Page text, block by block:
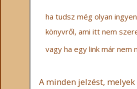
ha tudsz még olyan
könyvről, ami itt nem
vagy ha egy link már nem
A minden jelzést,